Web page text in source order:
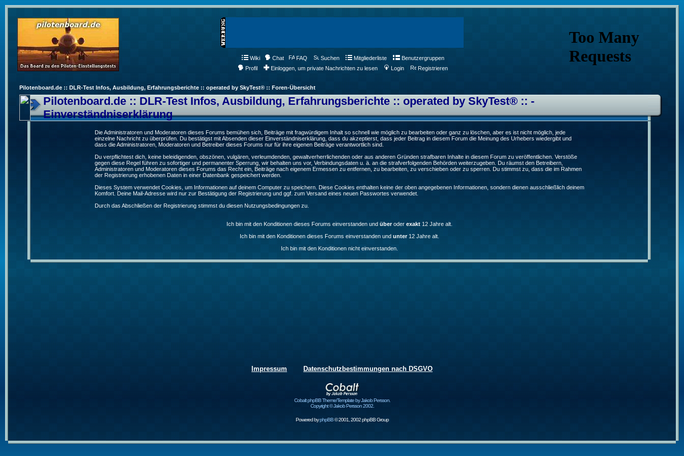
Wiki Chat FAQ Suchen Mitgliederliste
Benutzergruppen
Profil
Einloggen, um private Nachrichten zu lesen Login Registrieren
Pilotenboard.de :: DLR-Test Infos, Ausbildung, Erfahrungsberichte :: operated by SkyTest® :: Foren-Übersicht
Pilotenboard.de :: DLR-Test Infos, Ausbildung, Erfahrungsberichte :: operated by SkyTest® :: -
Einverständniserklärung
Die Administratoren und Moderatoren dieses Forums bemühen sich, Beiträge mit fragwürdigem Inhalt so schnell wie möglich zu bearbeiten oder ganz zu löschen, aber es ist nicht möglich, jede
einzelne Nachricht zu überprüfen. Du bestätigst mit Absenden dieser Einverständniserklärung, dass du akzeptierst, dass jeder Beitrag in diesem Forum die Meinung des Urhebers wiedergibt und
dass die Administratoren, Moderatoren und Betreiber dieses Forums nur für ihre eigenen Beiträge verantwortlich sind.
Du verpflichtest dich, keine beleidigenden, obszönen, vulgären, verleumdenden, gewaltverherrlichenden oder aus anderen Gründen strafbaren Inhalte in diesem Forum zu veröffentlichen. Verstöße
gegen diese Regel führen zu sofortiger und permanenter Sperrung, wir behalten uns vor, Verbindungsdaten u. ä. an die strafverfolgenden Behörden weiterzugeben. Du räumst den Betreibern,
Administratoren und Moderatoren dieses Forums das Recht ein, Beiträge nach eigenem Ermessen zu entfernen, zu bearbeiten, zu verschieben oder zu sperren. Du stimmst zu, dass die im Rahmen
der Registrierung erhobenen Daten in einer Datenbank gespeichert werden.
Dieses System verwendet Cookies, um Informationen auf deinem Computer zu speichern. Diese Cookies enthalten keine der oben angegebenen Informationen, sondern dienen ausschließlich deinem
Komfort. Deine Mail-Adresse wird nur zur Bestätigung der Registrierung und ggf. zum Versand eines neuen Passwortes verwendet.
Durch das Abschließen der Registrierung stimmst du diesen Nutzungsbedingungen zu.
Ich bin mit den Konditionen dieses Forums einverstanden und überoder exakt12 Jahre alt.
Ich bin mit den Konditionen dieses Forums einverstanden und unter12 Jahre alt.
Ich bin mit den Konditionen nicht einverstanden.
Impressum Datenschutzbestimmungen nach DSGVO
Cobalt phpBB Theme/Template by Jakob Persson.
Copyright © Jakob Persson 2002.
Powered byphpBB© 2001, 2002 phpBB Group